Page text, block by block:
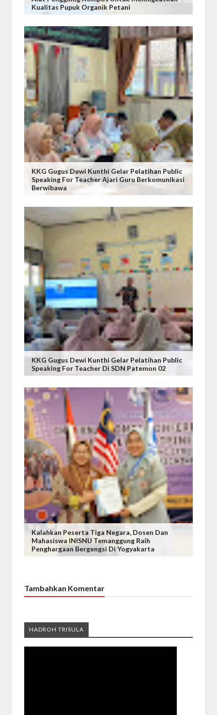
Kualitas Pupuk Organik Petani
KKG Gugus Dewi Kunthi Gelar Pelatihan Public
Speaking For Teacher Ajari Guru Berkomunikasi
Berwibawa
KKG Gugus Dewi Kunthi Gelar Pelatihan Public
Speaking For Teacher Di SDN Patemon 02
Kalahkan Peserta Tiga Negara, Dosen Dan
Mahasiswa INISNU Temanggung Raih
Penghargaan Bergengsi Di Yogyakarta
Tambahkan Komentar
HADROH TRISULA